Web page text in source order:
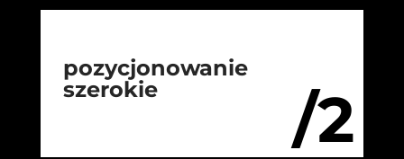
/2
pozycjonowanie
szerokie